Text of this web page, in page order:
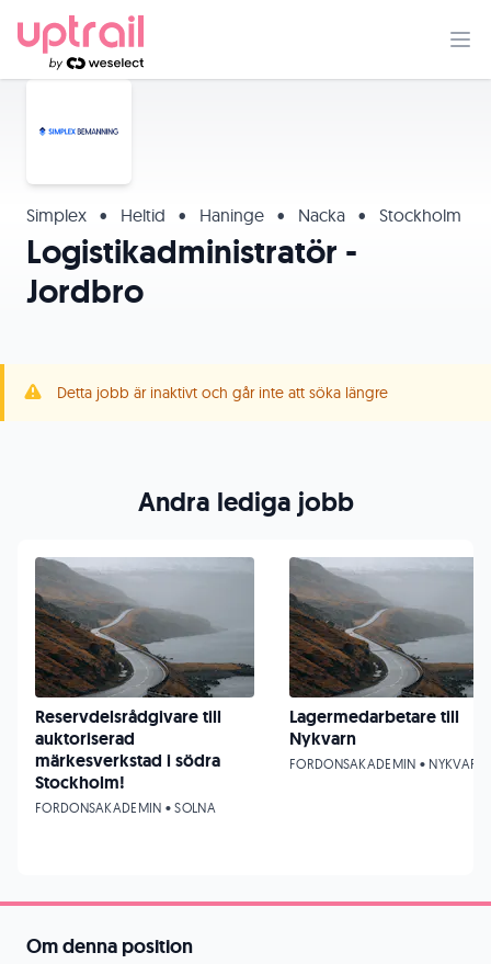
Simplex • Heltid • Haninge • Nacka • Stockholm
Logistikadministratör -
Jordbro
Detta jobb är inaktivt och går inte att söka längre
Om denna position
Andra lediga jobb
Reservdelsrådgivare till
auktoriserad
märkesverkstad i södra
Stockholm!
FORDONSAKADEMIN • SOLNA
Lagermedarbetare till
Nykvarn
FORDONSAKADEMIN • NYKVARN